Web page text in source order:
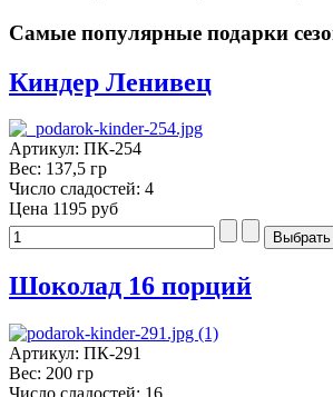
Самые популярные подарки
Киндер Ленивец
Артикул: ПК-254
Вес: 137,5 гр
Число сладостей: 4
Цена 1195 руб
Шоколад 16 порций
Артикул: ПК-291
Вес: 200 гр